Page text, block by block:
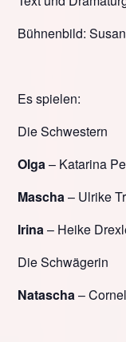
Bühnenbild:
Es spielen:
Die Schwestern
Olga– Katarina
Mascha– Ulrike
Irina– Heike
Die Schwägerin
Natascha–